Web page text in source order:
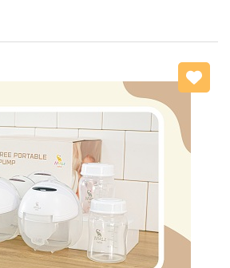
Mã giảm giá:
Ngày hết hạn:
Điều kiện: